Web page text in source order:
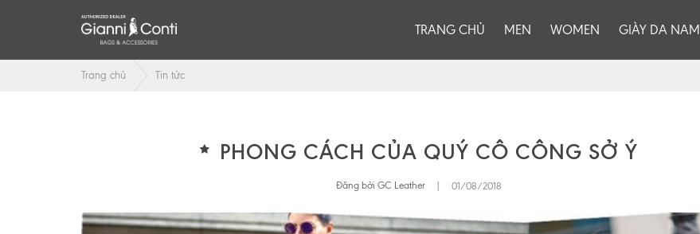
TRANG CHỦ MEN WOMEN GIÀY DA NAM
Trang chủ Tin tức
PHONG CÁCH CỦA QUÝ CÔ CÔNG SỞ Ý
Đăng bởi GC Leather 01/08/2018